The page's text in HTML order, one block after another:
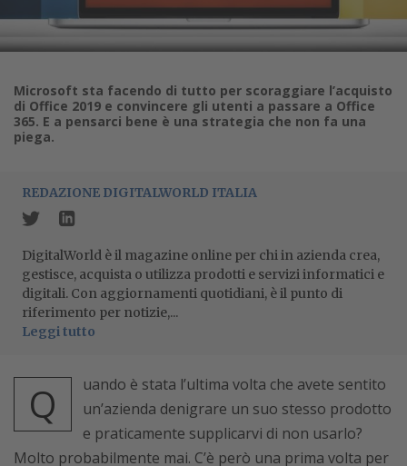
Microsoft sta facendo di tutto per scoraggiare l’acquisto
di Office 2019 e convincere gli utenti a passare a Office
365. E a pensarci bene è una strategia che non fa una
piega.
REDAZIONE DIGITALWORLD ITALIA
DigitalWorld è il magazine online per chi in azienda crea,
gestisce, acquista o utilizza prodotti e servizi informatici e
digitali. Con aggiornamenti quotidiani, è il punto di
riferimento per notizie,...
Leggi tutto
Q
uando è stata l’ultima volta che avete sentito
un’azienda denigrare un suo stesso prodotto
e praticamente supplicarvi di non usarlo?
Molto probabilmente mai. C’è però una prima volta per